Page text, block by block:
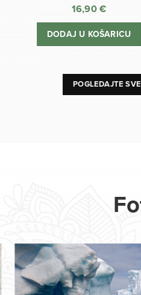
16,90€
DODAJ U KOŠARICU
POGLEDAJTE